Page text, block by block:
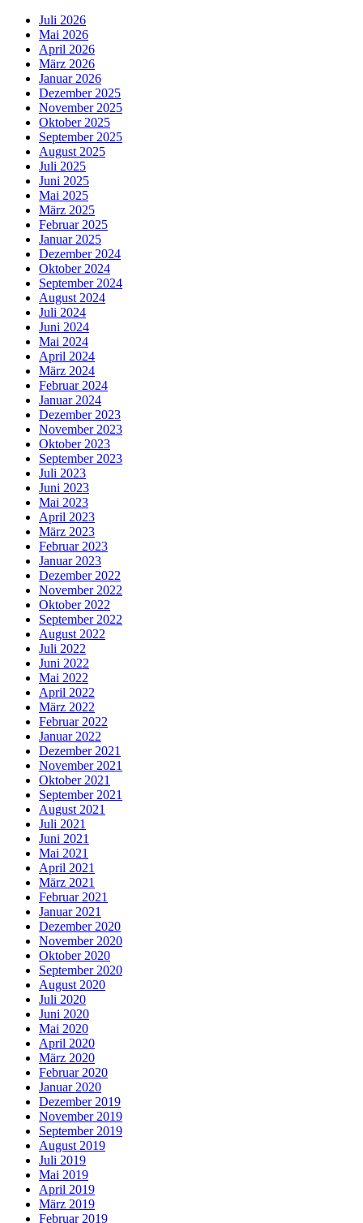
Juli 2026
Mai 2026
April 2026
März 2026
Januar 2026
Dezember 2025
November 2025
Oktober 2025
September 2025
August 2025
Juli 2025
Juni 2025
Mai 2025
März 2025
Februar 2025
Januar 2025
Dezember 2024
Oktober 2024
September 2024
August 2024
Juli 2024
Juni 2024
Mai 2024
April 2024
März 2024
Februar 2024
Januar 2024
Dezember 2023
November 2023
Oktober 2023
September 2023
Juli 2023
Juni 2023
Mai 2023
April 2023
März 2023
Februar 2023
Januar 2023
Dezember 2022
November 2022
Oktober 2022
September 2022
August 2022
Juli 2022
Juni 2022
Mai 2022
April 2022
März 2022
Februar 2022
Januar 2022
Dezember 2021
November 2021
Oktober 2021
September 2021
August 2021
Juli 2021
Juni 2021
Mai 2021
April 2021
März 2021
Februar 2021
Januar 2021
Dezember 2020
November 2020
Oktober 2020
September 2020
August 2020
Juli 2020
Juni 2020
Mai 2020
April 2020
März 2020
Februar 2020
Januar 2020
Dezember 2019
November 2019
September 2019
August 2019
Juli 2019
Mai 2019
April 2019
März 2019
Februar 2019